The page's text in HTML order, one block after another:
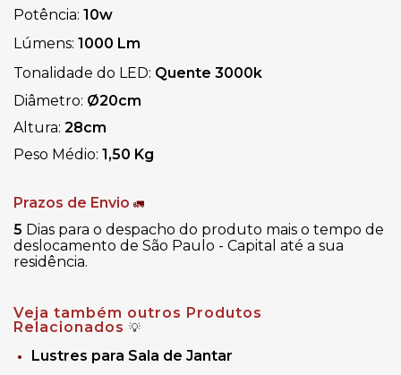
Potência: 10w
Lúmens: 1000 Lm
Tonalidade do LED: Quente 3000k
Diâmetro: Ø20cm
Altura: 28cm
Peso Médio: 1,50 Kg
Prazos de Envio 🚛
5 Dias para o despacho do produto mais o tempo de
deslocamento de São Paulo - Capital até a sua
residência.
Veja também outros Produtos
Relacionados 💡
Lustres para Sala de Jantar